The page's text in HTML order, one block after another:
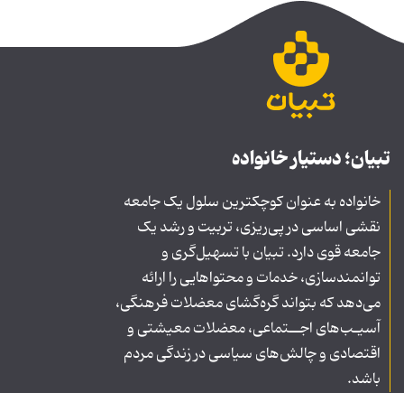
تبیان؛ دستیار خانواده
خانواده به عنوان کوچکترین سلول یک جامعه
نقشی اساسی در پی‌ریزی، تربیت و رشد یک
جامعه قوی دارد. تبیان با تسهیل‌گری و
توانمندسازی، خدمات و محتواهایی را ارائه
می‌دهد که بتواند گره‌گشای معضلات فرهنگی،
آسیـب‌های اجــتماعی، معضلات معیشتی و
اقتصادی و چالش‌های سیاسی در زندگی مردم
باشد.